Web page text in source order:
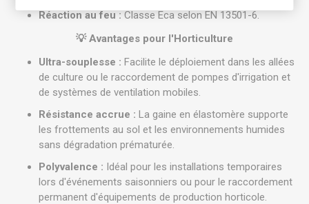
Réaction au feu : Classe Eca selon EN 13501-6.
💡 Avantages pour l'Horticulture
Ultra-souplesse : Facilite le déploiement dans les allées
de culture ou le raccordement de pompes d'irrigation et
de systèmes de ventilation mobiles.
Résistance accrue : La gaine en élastomère supporte
les frottements au sol et les environnements humides
sans dégradation prématurée.
Polyvalence : Idéal pour les installations temporaires
lors d'événements saisonniers ou pour le raccordement
permanent d'équipements de production horticole.